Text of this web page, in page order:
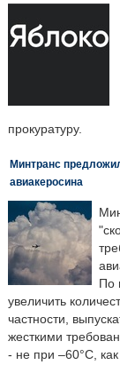
прокуратуру.
Минтранс
авиакеросина
По
увеличить
частности,
жесткими
- не при –60°C,